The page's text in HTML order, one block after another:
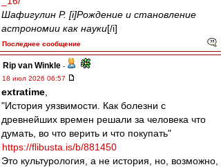
Шафигулин Р. [i]Рождение и становление
астрономии как науки[/i]
Последнее сообщение
Rip van Winkle -
18 июл 2026 06:57
extratime
"История уязвимости. Как болезни с
древнейших времен решали за человека что
думать, во что верить и что покупать"
https://flibusta.is/b/881450
Это культурология, а не история, но, возможно,